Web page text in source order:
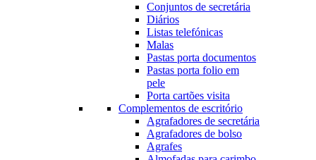
Conjuntos de secretária
Diários
Listas telefónicas
Malas
Pastas porta documentos
Pastas porta folio em
pele
Porta cartões visita
Complementos de escritório
Agrafadores de secretária
Agrafadores de bolso
Agrafes